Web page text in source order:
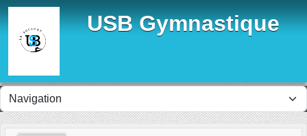
USB Gymnastique
Panneau de gestion des cookies